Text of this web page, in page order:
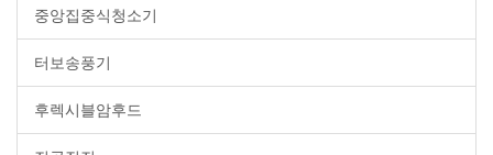
중앙집중식청소기
터보송풍기
후렉시블암후드